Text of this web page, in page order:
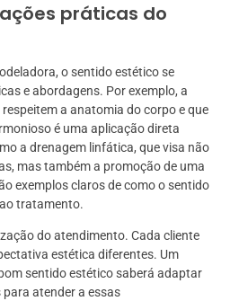
práticas do
o sentido estético se
e abordagens. Por exemplo, a
a anatomia do corpo e que
é uma aplicação direta
a drenagem linfática, que visa não
mas também a promoção de uma
exemplos claros de como o sentido
tratamento.
do atendimento. Cada cliente
estética diferentes. Um
sentido estético saberá adaptar
atender a essas